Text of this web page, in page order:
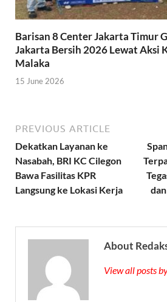
Barisan 8 Center Jakarta Timur
Jakarta Bersih 2026 Lewat Aksi
Malaka
15 June 2026
PREVIOUS ARTICLE
Dekatkan Layanan ke
Nasabah, BRI KC Cilegon
Bawa Fasilitas KPR
Langsung ke Lokasi Kerja
About
View all posts